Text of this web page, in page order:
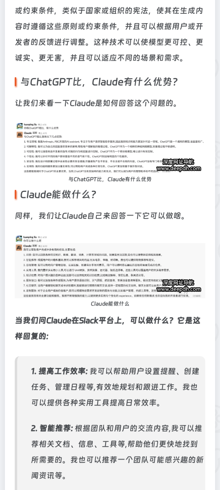
或约束条件，类似于国家或组织的宪法，使其在生成内
容时遵循这些原则或约束条件，并且可以根据用户或开
发者的反馈进行调整。这种技术可以使模型更可控、更
诚实、更无害，并且可以适应不同的场景和需求。
与ChatGPT比，Claude有什么优势？
让我们来看一下Claude是如何回答这个问题的。
与ChatGPT比，Claude有什么优势
Claude能做什么？
同样，我们让Claude自己来回答一下它可以做啥。
Claude能做什么
当我们问Claude在Slack平台上，可以做什么？它是这
样回复的:
1. 提高工作效率: 我可以帮助用户设置提醒、创建
任务、管理日程等,有效地规划和跟进工作。我也
可以提供各种实用工具提高日常效率。
2. 智能推荐:根据团队和用户的交流内容,我可以推
荐相关文档、信息、工具等,帮助他们更快地找到
所需要的。我也可以推荐一个团队可能感兴趣的新
闻资讯等。